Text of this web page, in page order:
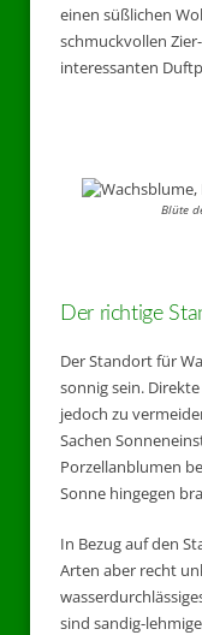
einen süßlichen
schmuckvollen
interessanten
Blüte
Der richtige
Der Standort für
sonnig sein.
jedoch zu
Sachen
Porzellanblumen
Sonne hingegen
In Bezug auf den
Arten aber recht
sind sandig-